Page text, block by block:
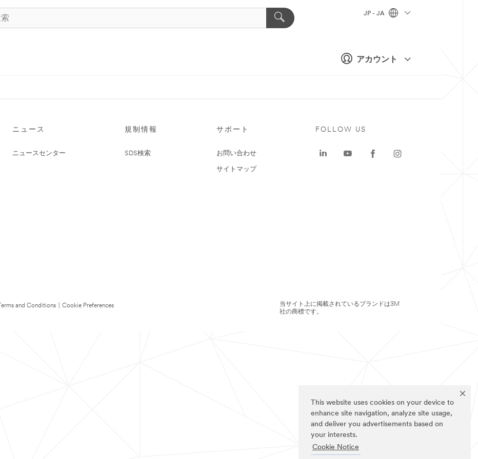
This website uses cookies on your device to
enhance site navigation, analyze site usage,
and deliver you advertisements based on
your interests.
Cookie Notice
アカウント
JP - JA
ニュース
ニュースセンター
規制情報
SDS検索
サポート
お問い合わせ
サイトマップ
Terms and Conditions
Cookie Preferences
FOLLOW US
当サイト上に掲載されているブランドは3M
社の商標です。